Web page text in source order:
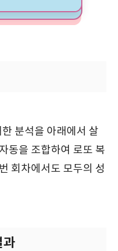
분석을 아래에서 살
동을 조합하여 로또 복
회차에서도 모두의 성
과